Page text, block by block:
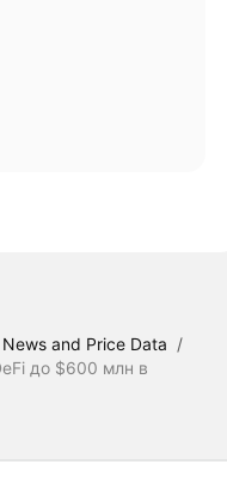
and Price Data /
до $600 млн в